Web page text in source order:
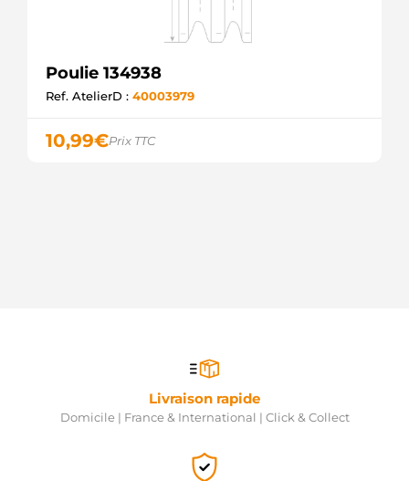
Poulie 134938
Ref. AtelierD : 40003979
10,99€Prix TTC
Livraison rapide
Domicile | France & International | Click & Collect